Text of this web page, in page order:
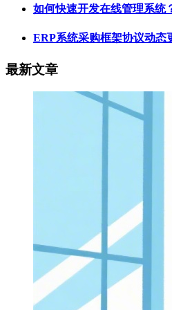
如何快速开发在线管理系统
ERP系统采购框架协议动态
最新文章